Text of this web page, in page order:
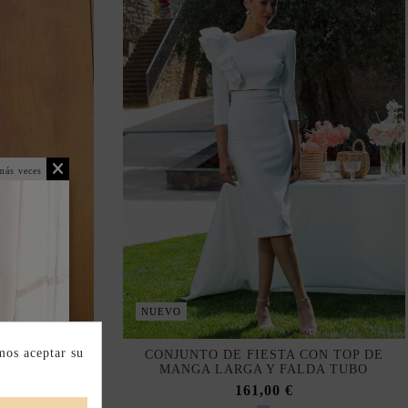
CON
NUEVO
CONJUNTO DE FIESTA CON TOP DE
MANGA LARGA Y FALDA TUBO
161,00 €
veces
aceptar su